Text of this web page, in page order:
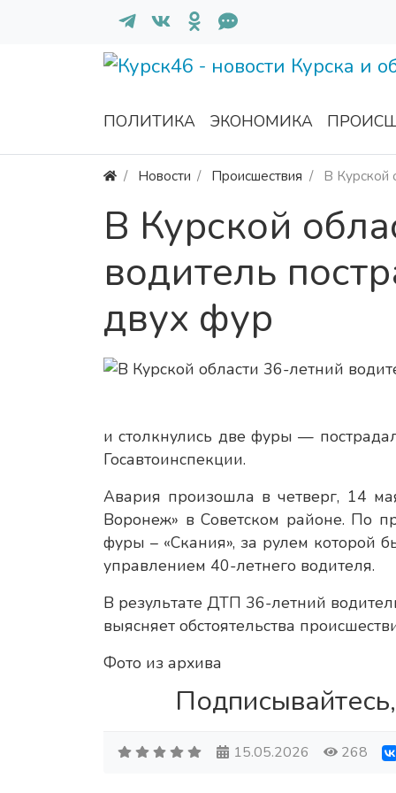
ПОЛИТИКА ЭКОНОМИКА
Новости Происшествия В Курской
В Курской
водитель
двух фур
и столкнулись две фуры —
Госавтоинспекции.
Авария произошла в четверг, 14
Воронеж» в Советском районе. По
фуры – «Скания», за рулем которой
управлением 40-летнего водителя.
В результате ДТП 36-летний
выясняет обстоятельства
Фото из архива
15.05.2026 268